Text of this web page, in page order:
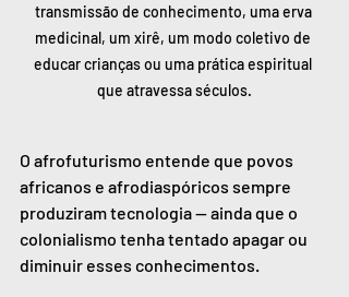
transmissão de conhecimento, uma erva
medicinal, um xirê, um modo coletivo de
educar crianças ou uma prática espiritual
que atravessa séculos.
O afrofuturismo entende que povos
africanos e afrodiaspóricos sempre
produziram tecnologia — ainda que o
colonialismo tenha tentado apagar ou
diminuir esses conhecimentos.